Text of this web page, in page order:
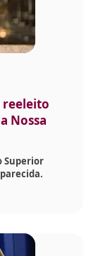
reeleito
Nossa
Superior